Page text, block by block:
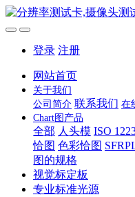
登录 注册
网站首页
关于我们
公司简介 联系我们 在
Chart图产品
全部 人头模 ISO
恰图 色彩恰图
图的规格
视觉标定板
专业标准光源